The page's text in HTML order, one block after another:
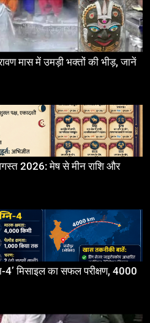
मास में उमड़ी भक्तों की भीड़, जानें
2026: मेष से मीन राशि और
4’ मिसाइल का सफल परीक्षण, 4000